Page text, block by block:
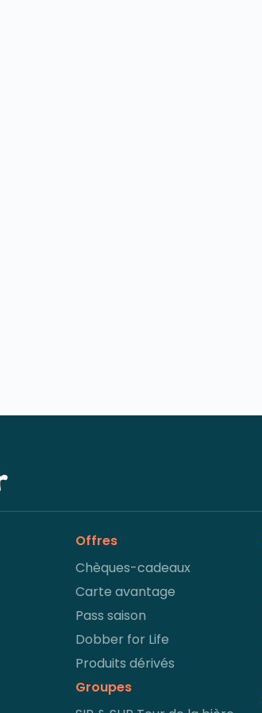
Offres
Chèques-cadeaux
Carte avantage
Pass saison
Dobber for Life
Produits dérivés
Groupes